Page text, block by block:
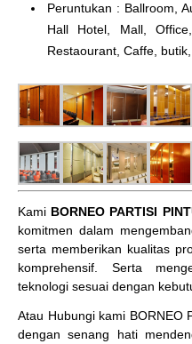
Peruntukan : Ballroom,
Hall Hotel, Mall,
Restaourant, Caffe,
Kami BORNEO PARTISI
komitmen dalam
serta memberikan kualitas
komprehensif. Serta
teknologi sesuai dengan
Atau Hubungi kami BORNEO
dengan senang hati